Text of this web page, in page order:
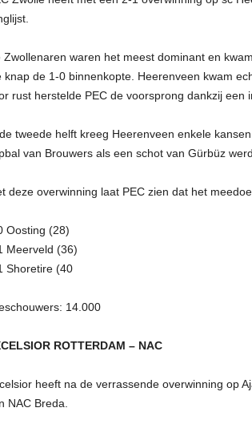
Zwollenaren waren het meest dominant en
knap de 1-0 binnenkopte. Heerenveen kwam
rust herstelde PEC de voorsprong dankzij een
tweede helft kreeg Heerenveen enkele
van Brouwers als een schot van Gürbüz
deze overwinning laat PEC zien dat het
Oosting (28)
Meerveld (36)
Shoretire (40
14.000
ROTTERDAM – NAC
heeft na de verrassende overwinning op
NAC Breda.